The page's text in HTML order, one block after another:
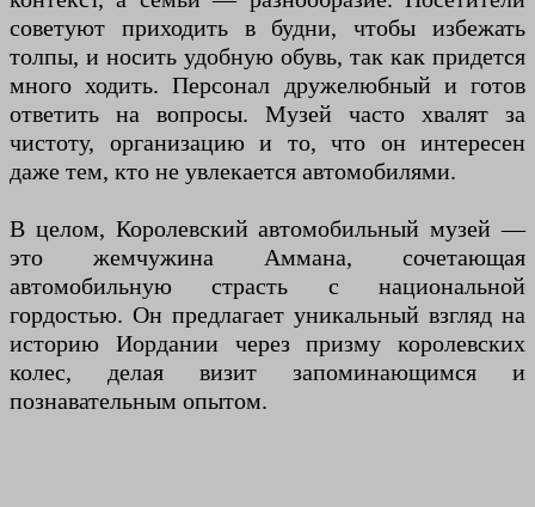
советуют приходить в будни, чтобы избежать
толпы, и носить удобную обувь, так как придется
много ходить. Персонал дружелюбный и готов
ответить на вопросы. Музей часто хвалят за
чистоту, организацию и то, что он интересен
даже тем, кто не увлекается автомобилями.
В целом, Королевский автомобильный музей —
это жемчужина Аммана, сочетающая
автомобильную страсть с национальной
гордостью. Он предлагает уникальный взгляд на
историю Иордании через призму королевских
колес, делая визит запоминающимся и
познавательным опытом.